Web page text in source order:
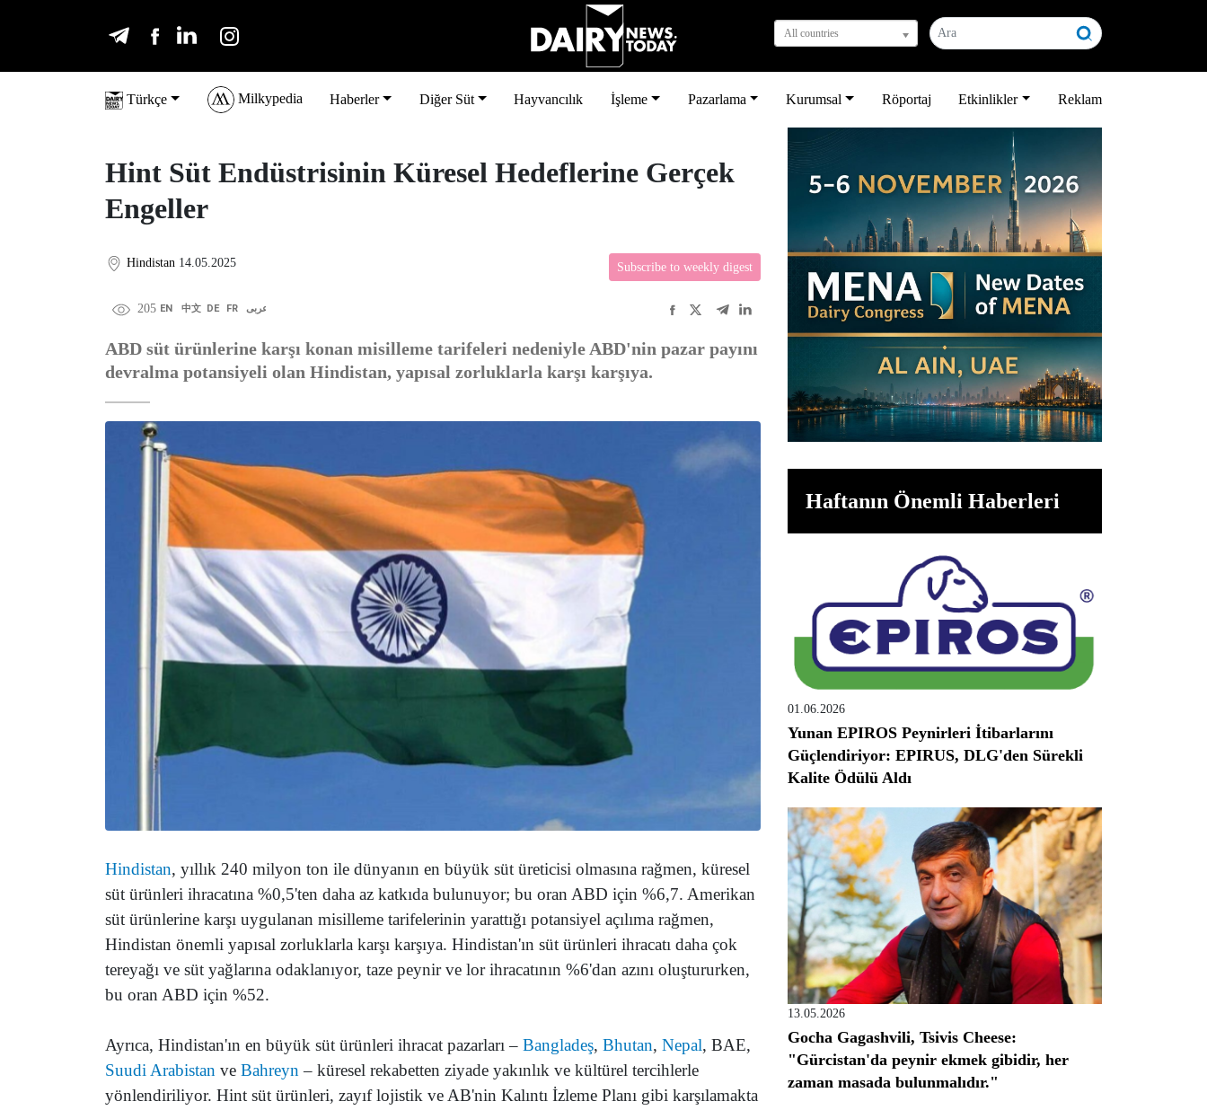
All countries
Türkçe Milkypedia Haberler Diğer Süt Hayvancılık İşleme Pazarlama Kurumsal Röportaj Etkinlikler Reklam
Hint Süt Endüstrisinin Küresel Hedeflerine Gerçek
Engeller
Hindistan 14.05.2025 Subscribe to weekly digest
205 EN 中文 DE FR عربى
ABD süt ürünlerine karşı konan misilleme tarifeleri nedeniyle ABD'nin pazar payını
devralma potansiyeli olan Hindistan, yapısal zorluklarla karşı karşıya.
Hindistan, yıllık 240 milyon ton ile dünyanın en büyük süt üreticisi olmasına rağmen, küresel
süt ürünleri ihracatına %0,5'ten daha az katkıda bulunuyor; bu oran ABD için %6,7. Amerikan
süt ürünlerine karşı uygulanan misilleme tarifelerinin yarattığı potansiyel açılıma rağmen,
Hindistan önemli yapısal zorluklarla karşı karşıya. Hindistan'ın süt ürünleri ihracatı daha çok
tereyağı ve süt yağlarına odaklanıyor, taze peynir ve lor ihracatının %6'dan azını oluştururken,
bu oran ABD için %52.
Ayrıca, Hindistan'ın en büyük süt ürünleri ihracat pazarları – Bangladeş, Bhutan, Nepal, BAE,
Suudi Arabistan ve Bahreyn– küresel rekabetten ziyade yakınlık ve kültürel tercihlerle
yönlendiriliyor. Hint süt ürünleri, zayıf lojistik ve AB'nin Kalıntı İzleme Planı gibi karşılamakta
Haftanın Önemli Haberleri
01.06.2026
Yunan EPIROS Peynirleri İtibarlarını
Güçlendiriyor: EPIRUS, DLG'den Sürekli
Kalite Ödülü Aldı
13.05.2026
Gocha Gagashvili, Tsivis Cheese:
"Gürcistan'da peynir ekmek gibidir, her
zaman masada bulunmalıdır."